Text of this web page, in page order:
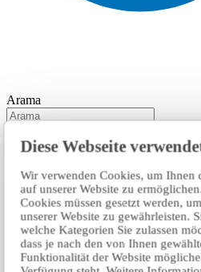
Diese Webseite
Wir verwenden Cookies, um Ihnen
auf unserer Website zu
Cookies müssen gesetzt werden,
unserer Website zu gewährleisten.
welche Kategorien Sie zulassen
dass je nach den von Ihnen
Funktionalität der Website
Arama